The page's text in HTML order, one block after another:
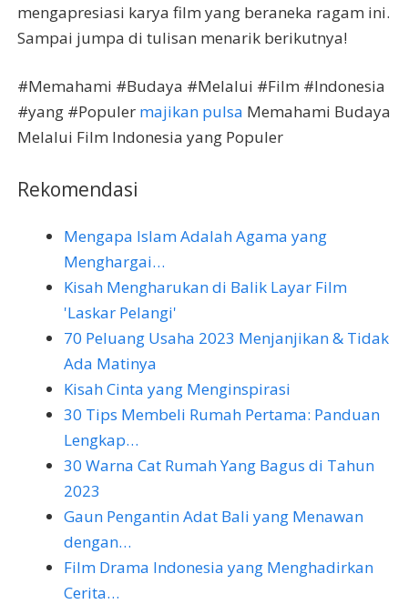
mengapresiasi karya film yang beraneka ragam ini.
Sampai jumpa di tulisan menarik berikutnya!
#Memahami #Budaya #Melalui #Film #Indonesia
#yang #Populer majikan pulsa Memahami Budaya
Melalui Film Indonesia yang Populer
Rekomendasi
Mengapa Islam Adalah Agama yang
Menghargai…
Kisah Mengharukan di Balik Layar Film
'Laskar Pelangi'
70 Peluang Usaha 2023 Menjanjikan & Tidak
Ada Matinya
Kisah Cinta yang Menginspirasi
30 Tips Membeli Rumah Pertama: Panduan
Lengkap…
30 Warna Cat Rumah Yang Bagus di Tahun
2023
Gaun Pengantin Adat Bali yang Menawan
dengan…
Film Drama Indonesia yang Menghadirkan
Cerita…